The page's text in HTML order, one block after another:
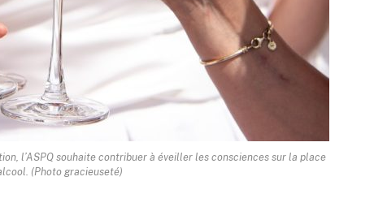
l’ASPQ souhaite contribuer à éveiller les consciences sur la place
(Photo gracieuseté)